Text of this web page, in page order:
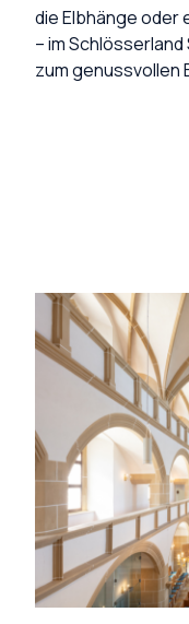
die Elbhänge oder
– im
zum genussvollen